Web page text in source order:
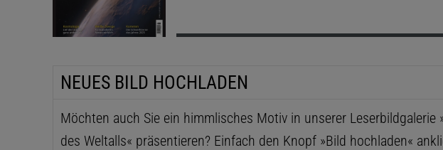
NEUES BILD HOCHLADEN
Möchten auch Sie ein himmlisches Motiv in unserer Leserbildgalerie
des Weltalls« präsentieren? Einfach den Knopf »Bild hochladen«